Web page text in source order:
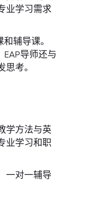
业学习需求
辅导课。
导师还与
考。
学方法与英
业学习和职
一对一辅导